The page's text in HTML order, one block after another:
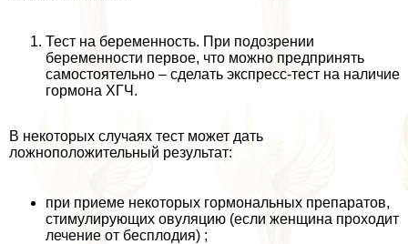
Тест на беременность. При подозрении
беременности первое, что можно предпринять
самостоятельно – сделать экспресс-тест на наличие
гормона ХГЧ.
В некоторых случаях тест может дать
ложноположительный результат:
при приеме некоторых гормональных препаратов,
стимулирующих овуляцию (если женщина проходит
лечение от бесплодия) ;